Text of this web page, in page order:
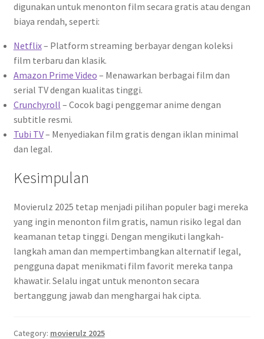
digunakan untuk menonton film secara gratis atau dengan
biaya rendah, seperti:
Netflix– Platform streaming berbayar dengan koleksi
film terbaru dan klasik.
Amazon Prime Video – Menawarkan berbagai film dan
serial TV dengan kualitas tinggi.
Crunchyroll – Cocok bagi penggemar anime dengan
subtitle resmi.
Tubi TV– Menyediakan film gratis dengan iklan minimal
dan legal.
Kesimpulan
Movierulz 2025 tetap menjadi pilihan populer bagi mereka
yang ingin menonton film gratis, namun risiko legal dan
keamanan tetap tinggi. Dengan mengikuti langkah-
langkah aman dan mempertimbangkan alternatif legal,
pengguna dapat menikmati film favorit mereka tanpa
khawatir. Selalu ingat untuk menonton secara
bertanggung jawab dan menghargai hak cipta.
Category: movierulz 2025